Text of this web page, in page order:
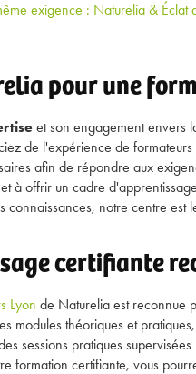
exigence : Naturelia & Éclat
pour une
et son engagement envers
de l'expérience de
afin de répondre aux
et à offrir un cadre
connaissances, notre centre est
certifiante
Lyon de Naturelia est reconnue
modules théoriques et
sessions pratiques
formation certifiante, vous